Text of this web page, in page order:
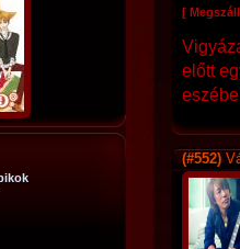
[
előtt
(#552)